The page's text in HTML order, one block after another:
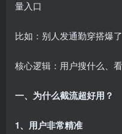
量入口
比如：别人发通勤穿搭爆
核心逻辑：用户搜什么、
一、为什么截流超好用？
1、用户非常精准